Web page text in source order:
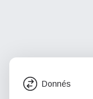
Donnés